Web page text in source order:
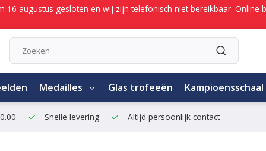
16 augustus gesloten en wij zijn telefonisch niet bereikbaar.
Medailles Glas trofeeën Kampioensschaal
Snelle levering Altijd persoonlijk contact